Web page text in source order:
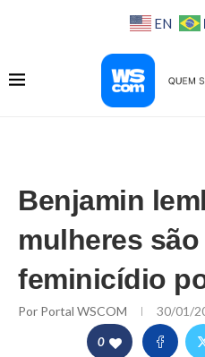
EN
Benjamin
mulheres
feminicídio
Por Portal WSCOM 30/01/
0